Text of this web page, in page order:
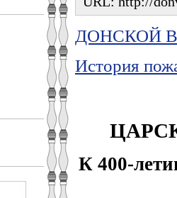
ДОНСКОЙ
История
К 400-